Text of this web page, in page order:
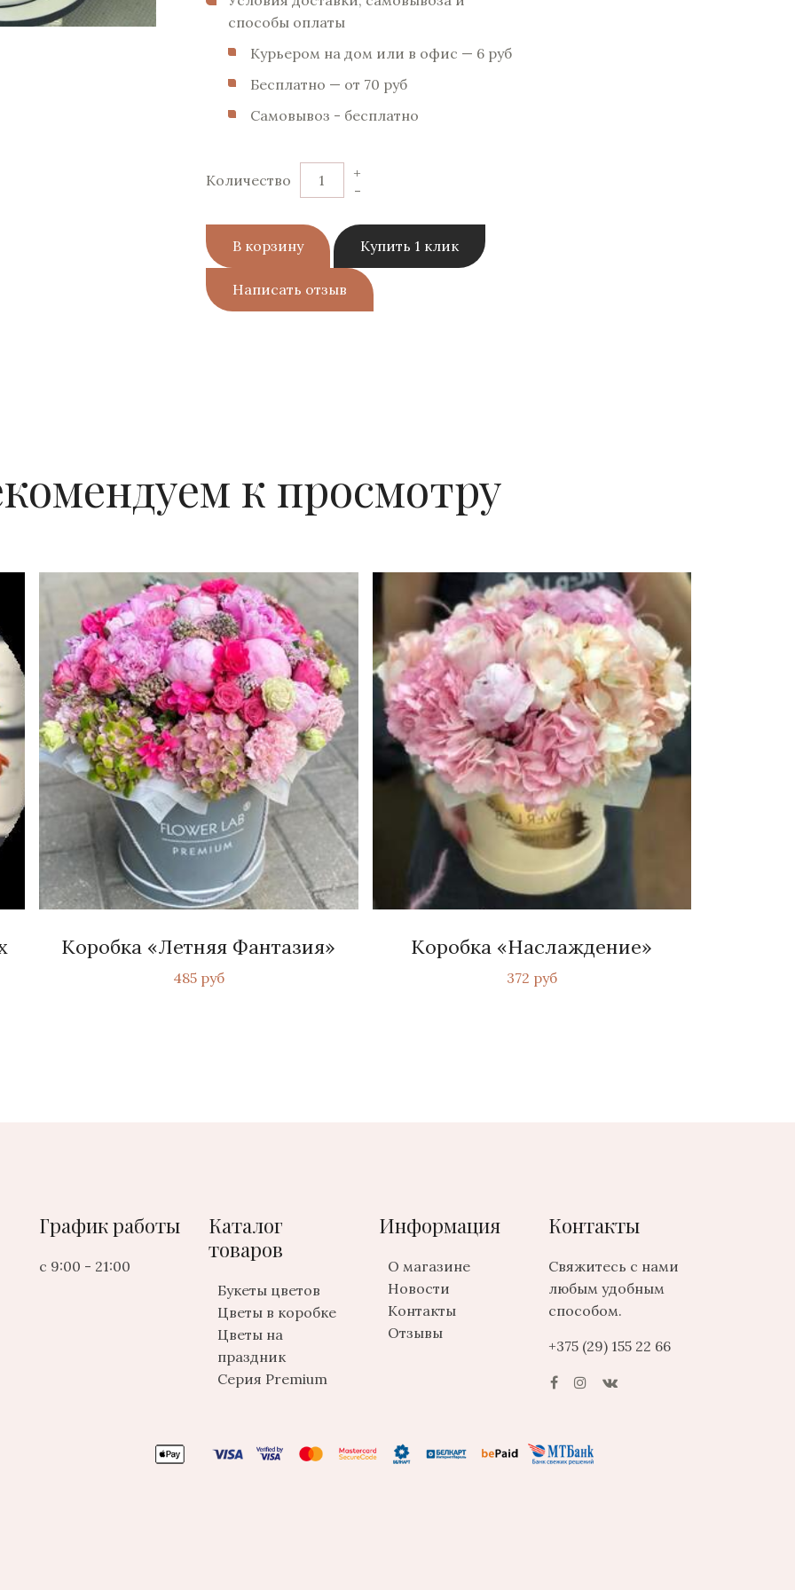
способы оплаты
Курьером на дом или в офис — 6 pуб
Бесплатно — от 70 pуб
Самовывоз - бесплатно
Количество
-
+
В корзину Купить 1 клик
Написать отзыв
к просмотру
Коробка «Летняя Фантазия»
485 руб
Коробка «Наслаждение»
372 руб
График работы
с 9:00 - 21:00
Каталог
товаров
Букеты цветов
Цветы в коробке
Цветы на
праздник
Серия Premium
Информация
О магазине
Новости
Контакты
Отзывы
Контакты
Свяжитесь с нами
любым удобным
способом.
+375 (29) 155 22 66